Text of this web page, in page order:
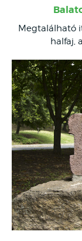
Megtalálható
halfaj,